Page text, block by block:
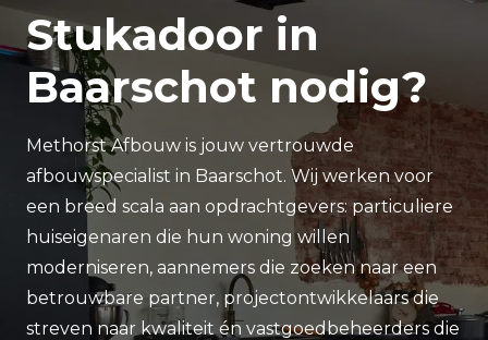
Stukadoor in
Baarschot nodig?
Methorst Afbouw is jouw vertrouwde
afbouwspecialist in Baarschot. Wij werken voor
een breed scala aan opdrachtgevers: particuliere
huiseigenaren die hun woning willen
moderniseren, aannemers die zoeken naar een
betrouwbare partner, projectontwikkelaars die
streven naar kwaliteit én vastgoedbeheerders die